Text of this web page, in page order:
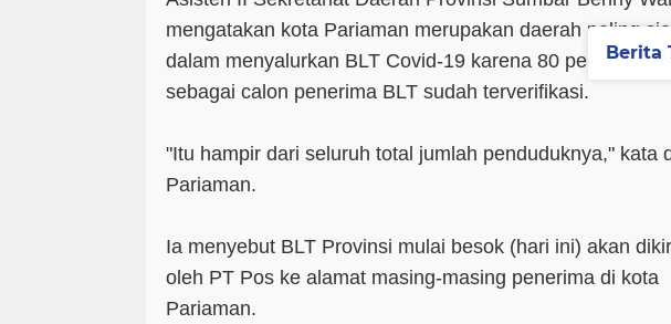
mengatakan kota Pariaman merupakan daerah paling
dalam menyalurkan BLT Covid-19 karena 80 persen
sebagai calon penerima BLT sudah terverifikasi.
"Itu hampir dari seluruh total jumlah penduduknya," kata
Pariaman.
Ia menyebut BLT Provinsi mulai besok (hari ini) akan
oleh PT Pos ke alamat masing-masing penerima di kota
Pariaman.
Berita